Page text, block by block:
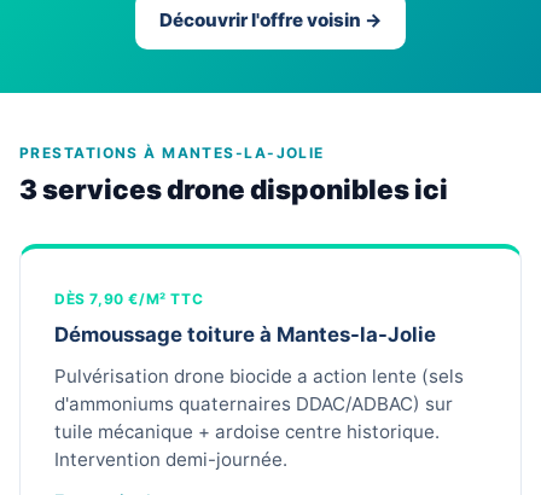
Découvrir l'offre voisin →
PRESTATIONS À MANTES-LA-JOLIE
3 services drone disponibles ici
DÈS 7,90 €/M² TTC
Démoussage toiture à Mantes-la-Jolie
Pulvérisation drone biocide a action lente (sels
d'ammoniums quaternaires DDAC/ADBAC) sur
tuile mécanique + ardoise centre historique.
Intervention demi-journée.